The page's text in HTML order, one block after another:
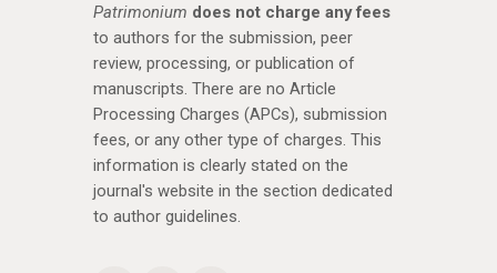
Patrimonium does not charge any fees
to authors for the submission, peer
review, processing, or publication of
manuscripts. There are no Article
Processing Charges (APCs), submission
fees, or any other type of charges. This
information is clearly stated on the
journal's website in the section dedicated
to author guidelines.